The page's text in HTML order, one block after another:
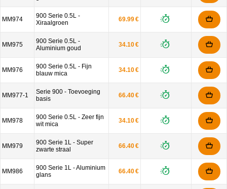
MM974
900 Serie 0.5L -
Xiraalgroen
69.99 €
MM975
900 Serie 0.5L -
Aluminium goud
34.10 €
MM976
900 Serie 0.5L - Fijn
blauw mica
34.10 €
MM977-1
Serie 900 - Toevoeging
basis
66.40 €
MM978
900 Serie 0.5L - Zeer fijn
wit mica
34.10 €
MM979
900 Serie 1L - Super
zwarte straal
66.40 €
MM986
900 Serie 1L - Aluminium
glans
66.40 €